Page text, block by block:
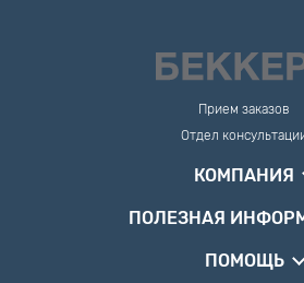
Прием заказов
Отдел
КОМПАНИЯ
ПОЛЕЗНАЯ
ПОМОЩЬ